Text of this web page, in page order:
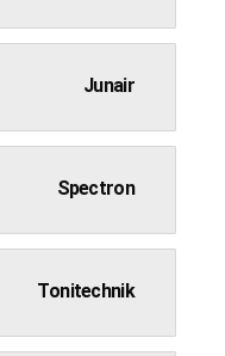
Junair
Spectron
Tonitechnik